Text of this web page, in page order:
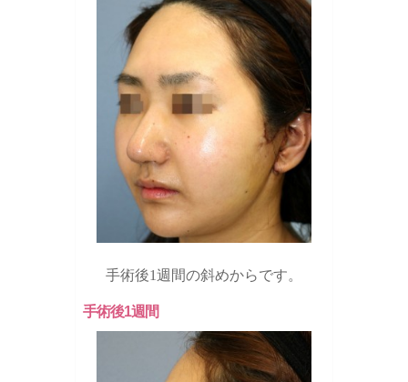
手術後1週間の斜めからです。
手術後1週間